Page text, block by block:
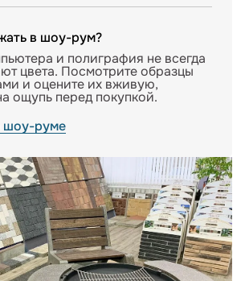
в шоу-рум?
и полиграфия не всегда
цвета. Посмотрите образцы
и оцените их вживую,
ощупь перед покупкой.
шоу-руме